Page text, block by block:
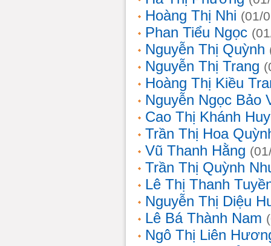
Hoàng Thị Nhi (01/
Phan Tiểu Ngọc
Nguyễn Thị Quỳnh
Nguyễn Thị Trang
Hoàng Thị Kiều
Nguyễn Ngọc Bảo
Cao Thị Khánh
Trần Thị Hoa
Vũ Thanh Hằng
Trần Thị Quỳnh
Lê Thị Thanh
Nguyễn Thị Diệu
Lê Bá Thành Nam
Ngô Thị Liên